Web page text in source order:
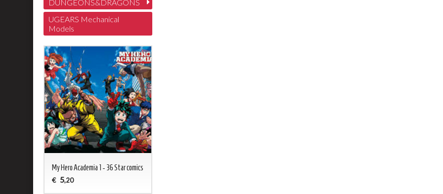
DUNGEONS&DRAGONS
UGEARS Mechanical
Models
My Hero Academia 1 - 36 Star comics
€ 5,20